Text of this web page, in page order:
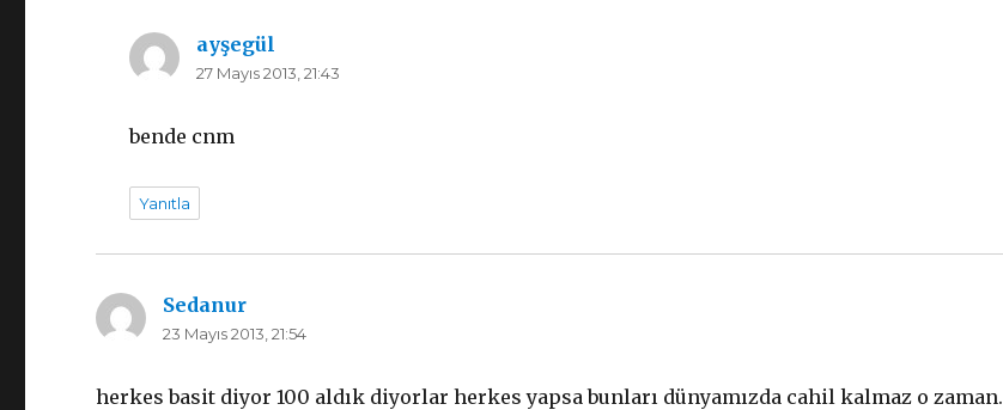
ayşegül
ki:
27 Mayıs 2013, 21:43
bende cnm
Yanıtla
Sedanur
ki:
23 Mayıs 2013, 21:54
herkes basit diyor 100 aldık diyorlar herkes yapsa bunları dünyamızda cahil kalmaz o zaman.